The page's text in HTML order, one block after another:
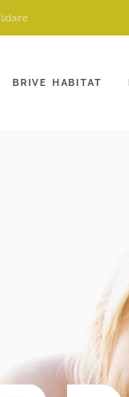
BRIVE HABITAT